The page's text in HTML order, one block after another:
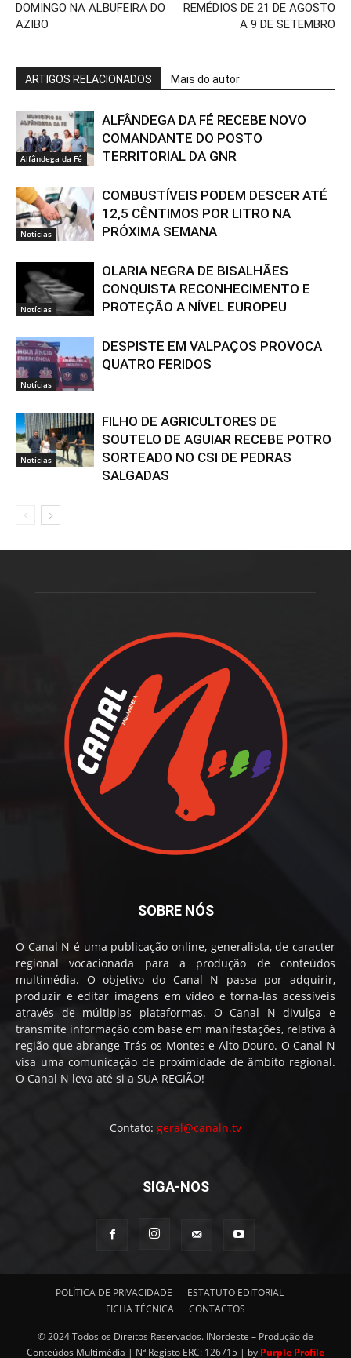
DOMINGO NA ALBUFEIRA DO
AZIBO
REMÉDIOS DE 21 DE AGOSTO
A 9 DE SETEMBRO
ARTIGOS RELACIONADOS Mais do autor
Alfândega da Fé
ALFÂNDEGA DA FÉ RECEBE NOVO
COMANDANTE DO POSTO
TERRITORIAL DA GNR
Notícias
COMBUSTÍVEIS PODEM DESCER ATÉ
12,5 CÊNTIMOS POR LITRO NA
PRÓXIMA SEMANA
Notícias
OLARIA NEGRA DE BISALHÃES
CONQUISTA RECONHECIMENTO E
PROTEÇÃO A NÍVEL EUROPEU
Notícias
DESPISTE EM VALPAÇOS PROVOCA
QUATRO FERIDOS
Notícias
FILHO DE AGRICULTORES DE
SOUTELO DE AGUIAR RECEBE POTRO
SORTEADO NO CSI DE PEDRAS
SALGADAS
SOBRE NÓS
O Canal N é uma publicação online, generalista, de caracter
regional vocacionada para a produção de conteúdos
multimédia. O objetivo do Canal N passa por adquirir,
produzir e editar imagens em vídeo e torna-las acessíveis
através de múltiplas plataformas. O Canal N divulga e
transmite informação com base em manifestações, relativa à
região que abrange Trás-os-Montes e Alto Douro. O Canal N
visa uma comunicação de proximidade de âmbito regional.
O Canal N leva até si a SUA REGIÃO!
Contato: geral@canaln.tv
SIGA-NOS
POLÍTICA DE PRIVACIDADE
ESTATUTO EDITORIAL
FICHA TÉCNICA
CONTACTOS
© 2024 Todos os Direitos Reservados. INordeste – Produção de
Conteúdos Multimédia | Nª Registo ERC: 126715 | by Purple Profile